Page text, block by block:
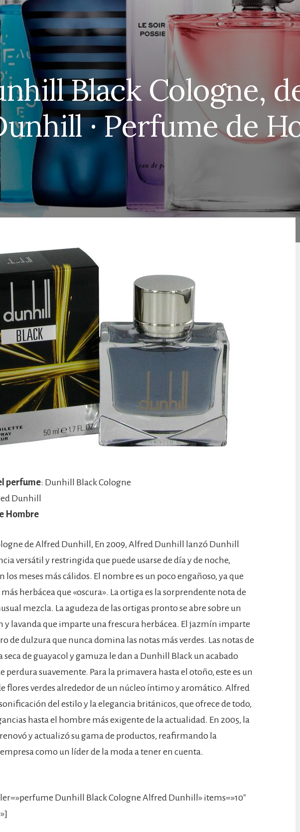
Black Cologne,
· Perfume de
perfume: Dunhill Black Cologne
Dunhill
Hombre
de Alfred Dunhill, En 2009, Alfred Dunhill lanzó Dunhill
versátil y restringida que puede usarse de día y de noche,
los meses más cálidos. El nombre es un poco engañoso, ya que
herbácea que «oscura». La ortiga es la sorprendente nota de
mezcla. La agudeza de las ortigas pronto se abre sobre un
y lavanda que imparte una frescura herbácea. El jazmín imparte
de dulzura que nunca domina las notas más verdes. Las notas de
de guayacol y gamuza le dan a Dunhill Black un acabado
perdura suavemente. Para la primavera hasta el otoño, este es un
flores verdes alrededor de un núcleo íntimo y aromático. Alfred
del estilo y la elegancia británicos, que ofrece de todo,
hasta el hombre más exigente de la actualidad. En 2005, la
y actualizó su gama de productos, reafirmando la
como un líder de la moda a tener en cuenta.
Dunhill Black Cologne Alfred Dunhill» items=»10″